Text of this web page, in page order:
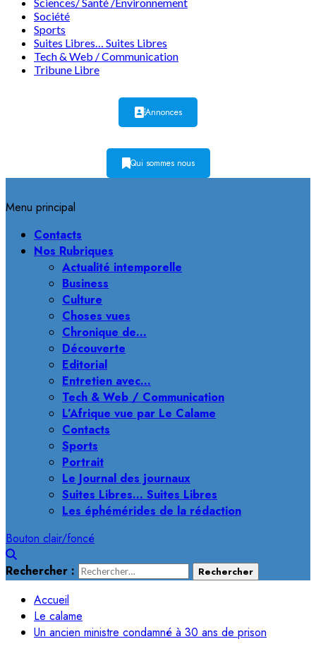
Sciences/ Santé /Environnement
Société
Sports
Suites Libres… Suites Libres
Tech & Web / Communication
Tribune Libre
Annonces
Qui sommes nous
Menu principal
Contacts
Nos Rubriques
Actualité intemporelle
Business
Culture
Choses vues
Chronique de…
Découverte
Editorial
Entretien avec…
Tech & Web / Communication
L’Afrique vue par Le Calame
Contacts
Sports
Portrait
Le Journal des journaux
Suites Libres… Suites Libres
Les éphémérides de la rédaction
Bouton clair/foncé
Rechercher :
Accueil
Le calame
Un ancien ministre condamné à 30 ans de prison